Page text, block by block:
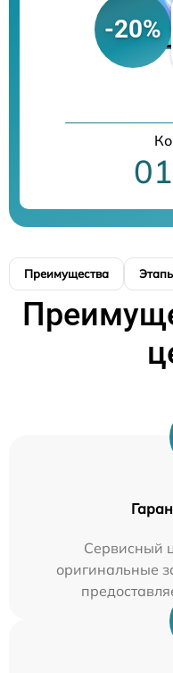
-20%
Преимущества
Сервисный
оригинальные